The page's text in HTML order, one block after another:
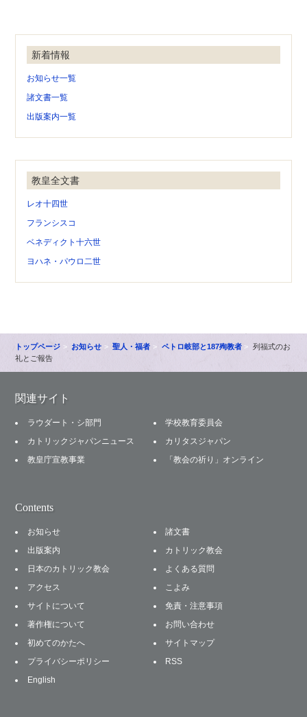
新着情報
お知らせ一覧
諸文書一覧
出版案内一覧
教皇全文書
レオ十四世
フランシスコ
ベネディクト十六世
ヨハネ・パウロ二世
トップページ お知らせ 聖人・福者 ペトロ岐部と187殉教者
列福式のお
礼とご報告
関連サイト
ラウダート・シ部門
学校教育委員会
カトリックジャパンニュース
カリタスジャパン
教皇庁宣教事業
「教会の祈り」オンライン
Contents
お知らせ
諸文書
出版案内
カトリック教会
日本のカトリック教会
よくある質問
アクセス
こよみ
サイトについて
免責・注意事項
著作権について
お問い合わせ
初めてのかたへ
サイトマップ
プライバシーポリシー
RSS
English